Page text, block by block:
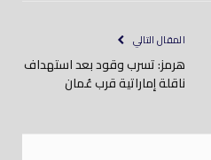
المقال التالي
هرمز: تسرب وقود بعد استهداف
ناقلة إماراتية قرب عُمان